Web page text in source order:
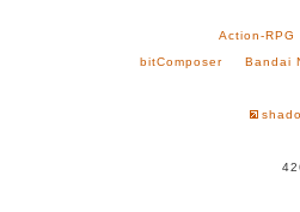
Action-RPG
bitComposer
Bandai